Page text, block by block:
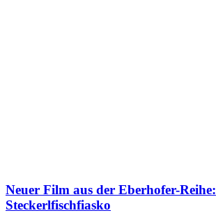
Neuer Film aus der Eberhofer-Reihe:
Steckerlfischfiasko